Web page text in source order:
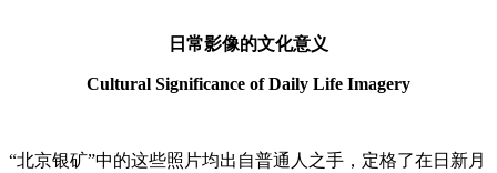
日常影像的文化意义
Cultural Significance of Daily Life Imagery
“北京银矿”中的这些照片均出自普通人之手，定格了在日新月